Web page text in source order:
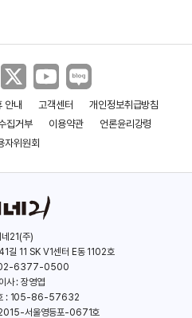
안내 고객센터
개인정보취급방침
집거부 이용약관
언론윤리강령
자위원회
네21(주)
길 11 SK V1센터 E동 1102호
02-6377-0500
사 : 장영엽
호 : 105-86-57632
2015-서울영등포-0671호